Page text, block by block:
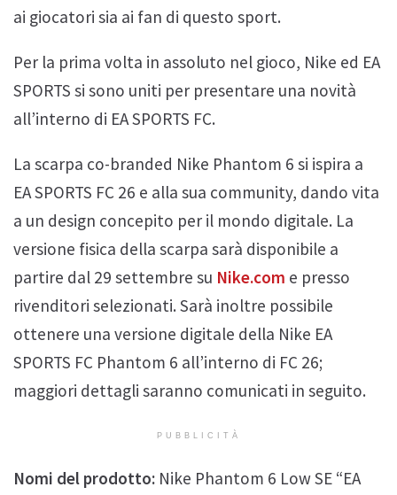
ai giocatori sia ai fan di questo sport.
Per la prima volta in assoluto nel gioco, Nike ed EA
SPORTS si sono uniti per presentare una novità
all’interno di EA SPORTS FC.
La scarpa co-branded Nike Phantom 6 si ispira a
EA SPORTS FC 26 e alla sua community, dando vita
a un design concepito per il mondo digitale. La
versione fisica della scarpa sarà disponibile a
partire dal 29 settembre su Nike.com e presso
rivenditori selezionati. Sarà inoltre possibile
ottenere una versione digitale della Nike EA
SPORTS FC Phantom 6 all’interno di FC 26;
maggiori dettagli saranno comunicati in seguito.
PUBBLICITÀ
Nomi del prodotto: Nike Phantom 6 Low SE “EA